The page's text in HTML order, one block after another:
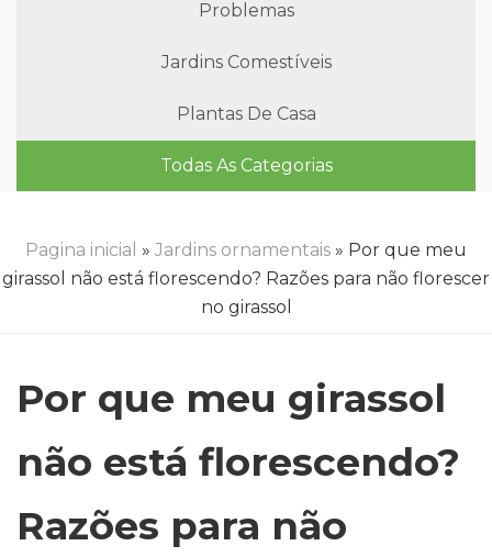
Problemas
Jardins Comestíveis
Plantas De Casa
Todas As Categorias
Pagina inicial » Jardins ornamentais » Por que meu
girassol não está florescendo? Razões para não florescer
no girassol
Por que meu girassol
não está florescendo?
Razões para não